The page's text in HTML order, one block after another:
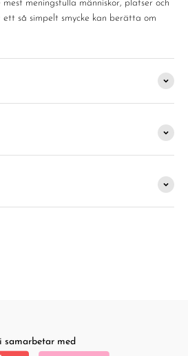
meningsfulla människor, platser och
ett så simpelt smycke kan berätta om
samarbetar med